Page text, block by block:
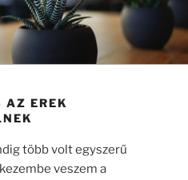
AZ EREK
több volt egyszerű
veszem a